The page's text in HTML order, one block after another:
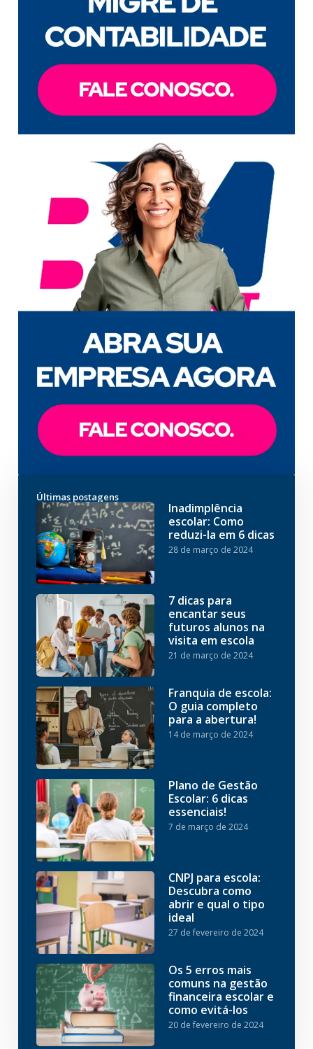
Últimas postagens
Inadimplência
escolar: Como
reduzi-la em 6 dicas
28 de março de 2024
7 dicas para
encantar seus
futuros alunos na
visita em escola
21 de março de 2024
Franquia de escola:
O guia completo
para a abertura!
14 de março de 2024
Plano de Gestão
Escolar: 6 dicas
essenciais!
7 de março de 2024
CNPJ para escola:
Descubra como
abrir e qual o tipo
ideal
27 de fevereiro de 2024
Os 5 erros mais
comuns na gestão
financeira escolar e
como evitá-los
20 de fevereiro de 2024